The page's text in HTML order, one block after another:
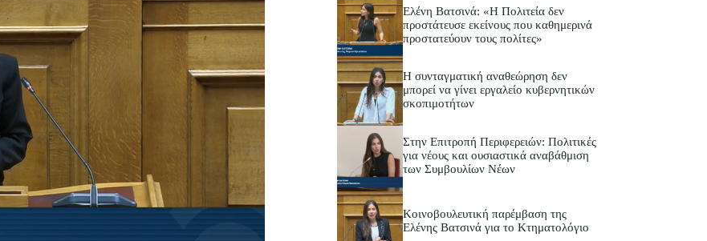
Ελένη Βατσινά: «Η Πολιτεία δεν
προστάτευσε εκείνους που καθημερινά
προστατεύουν τους πολίτες»
Η συνταγματική αναθεώρηση δεν
μπορεί να γίνει εργαλείο κυβερνητικών
σκοπιμοτήτων
Στην Επιτροπή Περιφερειών: Πολιτικές
για νέους και ουσιαστικά αναβάθμιση
των Συμβουλίων Νέων
Κοινοβουλευτική παρέμβαση της
Ελένης Βατσινά για το Κτηματολόγιο